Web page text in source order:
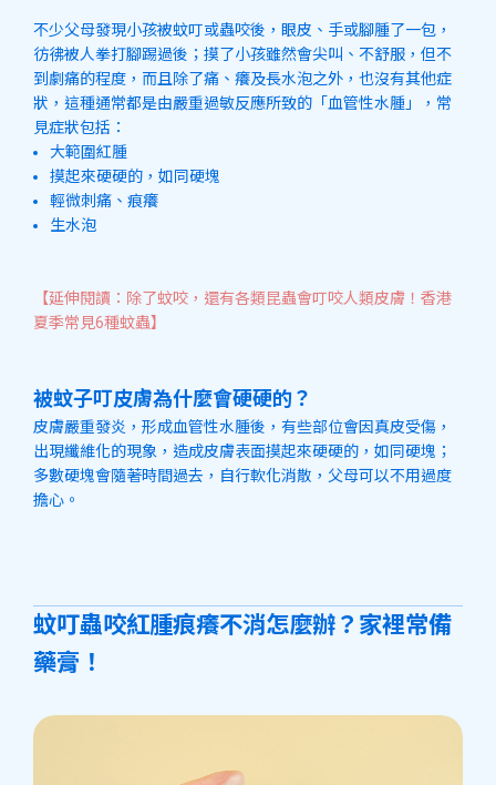
不少父母發現小孩被蚊叮或蟲咬後，眼皮、手或腳腫了一包，
彷彿被人拳打腳踢過後；摸了小孩雖然會尖叫、不舒服，但不
到劇痛的程度，而且除了痛、癢及長水泡之外，也沒有其他症
狀，這種通常都是由嚴重過敏反應所致的「血管性水腫」，常
見症狀包括：
大範圍紅腫
摸起來硬硬的，如同硬塊
輕微刺痛、痕癢
生水泡
【延伸閱讀：除了蚊咬，還有各類昆蟲會叮咬人類皮膚！香港
夏季常見6種蚊蟲】
被蚊子叮皮膚為什麼會硬硬的？
皮膚嚴重發炎，形成血管性水腫後，有些部位會因真皮受傷，
出現纖維化的現象，造成皮膚表面摸起來硬硬的，如同硬塊；
多數硬塊會隨著時間過去，自行軟化消散，父母可以不用過度
擔心。
蚊叮蟲咬紅腫痕癢不消怎麼辦？家裡常備
藥膏！